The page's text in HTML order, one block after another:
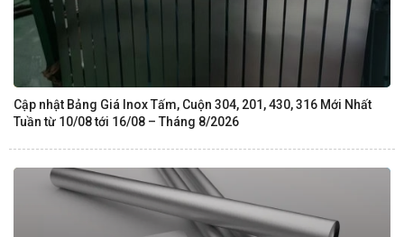
Cập nhật Bảng Giá Inox Tấm, Cuộn 304, 201, 430, 316 Mới Nhất
Tuần từ 10/08 tới 16/08 – Tháng 8/2026